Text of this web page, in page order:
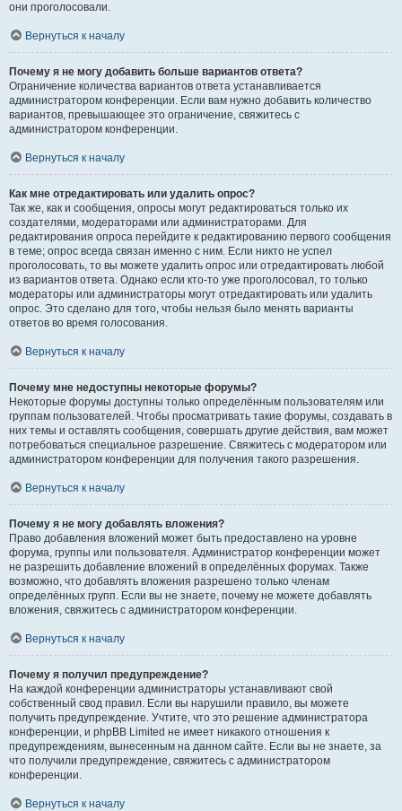
они проголосовали.
Вернуться к началу
Почему я не могу добавить больше вариантов ответа?
Ограничение количества вариантов ответа устанавливается
администратором конференции. Если вам нужно добавить количество
вариантов, превышающее это ограничение, свяжитесь с
администратором конференции.
Вернуться к началу
Как мне отредактировать или удалить опрос?
Так же, как и сообщения, опросы могут редактироваться только их
создателями, модераторами или администраторами. Для
редактирования опроса перейдите к редактированию первого сообщения
в теме; опрос всегда связан именно с ним. Если никто не успел
проголосовать, то вы можете удалить опрос или отредактировать любой
из вариантов ответа. Однако если кто-то уже проголосовал, то только
модераторы или администраторы могут отредактировать или удалить
опрос. Это сделано для того, чтобы нельзя было менять варианты
ответов во время голосования.
Вернуться к началу
Почему мне недоступны некоторые форумы?
Некоторые форумы доступны только определённым пользователям или
группам пользователей. Чтобы просматривать такие форумы, создавать в
них темы и оставлять сообщения, совершать другие действия, вам может
потребоваться специальное разрешение. Свяжитесь с модератором или
администратором конференции для получения такого разрешения.
Вернуться к началу
Почему я не могу добавлять вложения?
Право добавления вложений может быть предоставлено на уровне
форума, группы или пользователя. Администратор конференции может
не разрешить добавление вложений в определённых форумах. Также
возможно, что добавлять вложения разрешено только членам
определённых групп. Если вы не знаете, почему не можете добавлять
вложения, свяжитесь с администратором конференции.
Вернуться к началу
Почему я получил предупреждение?
На каждой конференции администраторы устанавливают свой
собственный свод правил. Если вы нарушили правило, вы можете
получить предупреждение. Учтите, что это решение администратора
конференции, и phpBB Limited не имеет никакого отношения к
предупреждениям, вынесенным на данном сайте. Если вы не знаете, за
что получили предупреждение, свяжитесь с администратором
конференции.
Вернуться к началу